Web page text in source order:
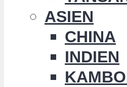
ASIEN
CHINA
INDIEN